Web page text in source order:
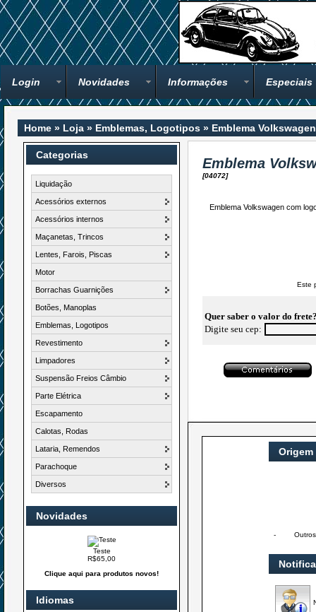
Login Novidades Informações Especiais
Home » Loja » Emblemas, Logotipos » Emblema
Categorias
Liquidação
Acessórios externos
Acessórios internos
Maçanetas, Trincos
Lentes, Farois, Piscas
Motor
Borrachas Guarnições
Botões, Manoplas
Emblemas, Logotipos
Revestimento
Limpadores
Suspensão Freios Câmbio
Parte Elétrica
Escapamento
Calotas, Rodas
Lataria, Remendos
Parachoque
Diversos
Novidades
Teste
R$65,00
Clique aqui para produtos novos!
Idiomas
Emblema
[04072]
Emblema Volkswagen com
Este
Quer saber o valor do
Digite seu cep:
Origem
-